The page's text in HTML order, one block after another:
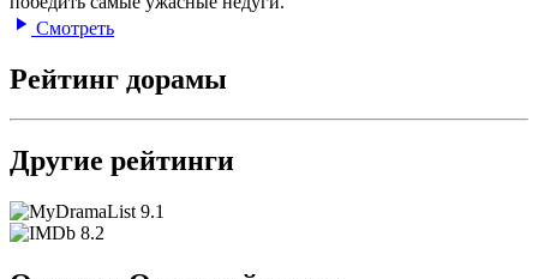
Смотреть
Рейтинг дорамы
Другие рейтинги
9.1
8.2